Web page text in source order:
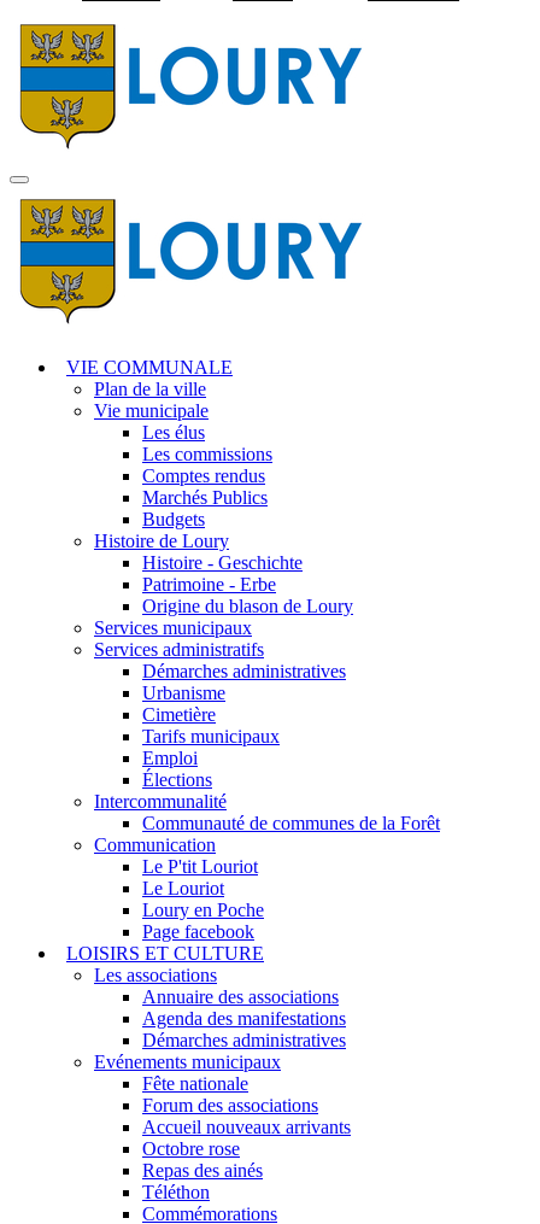
MENU
PRINCIPAL
VIE COMMUNALE
Plan de la ville
Vie municipale
Les élus
Les commissions
Comptes rendus
Marchés Publics
Budgets
Histoire de Loury
Histoire - Geschichte
Patrimoine - Erbe
Origine du blason de Loury
Services municipaux
Services administratifs
Démarches administratives
Urbanisme
Cimetière
Tarifs municipaux
Emploi
Élections
Intercommunalité
Communauté de communes de la Forêt
Communication
Le P'tit Louriot
Le Louriot
Loury en Poche
Page facebook
LOISIRS ET CULTURE
Les associations
Annuaire des associations
Agenda des manifestations
Démarches administratives
Evénements municipaux
Fête nationale
Forum des associations
Accueil nouveaux arrivants
Octobre rose
Repas des ainés
Téléthon
Commémorations